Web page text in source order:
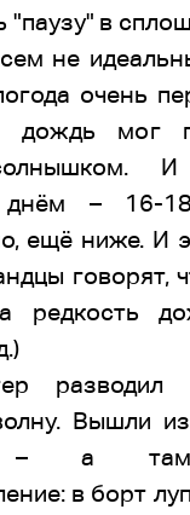
"паузу" в
не
очень
дождь мог
И
днём – 16-
ещё ниже. И
говорят,
редкость
разводил
Вышли
– а там
в борт